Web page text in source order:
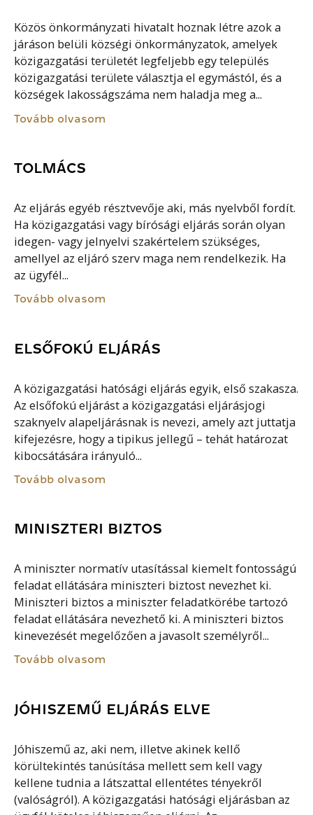
Közös önkormányzati hivatalt hoznak létre azok a
járáson belüli községi önkormányzatok, amelyek
közigazgatási területét legfeljebb egy település
közigazgatási területe választja el egymástól, és a
községek lakosságszáma nem haladja meg a...
Tovább olvasom
TOLMÁCS
Az eljárás egyéb résztvevője aki, más nyelvből fordít.
Ha közigazgatási vagy bírósági eljárás során olyan
idegen- vagy jelnyelvi szakértelem szükséges,
amellyel az eljáró szerv maga nem rendelkezik. Ha
az ügyfél...
Tovább olvasom
ELSŐFOKÚ ELJÁRÁS
A közigazgatási hatósági eljárás egyik, első szakasza.
Az elsőfokú eljárást a közigazgatási eljárásjogi
szaknyelv alapeljárásnak is nevezi, amely azt juttatja
kifejezésre, hogy a tipikus jellegű – tehát határozat
kibocsátására irányuló...
Tovább olvasom
MINISZTERI BIZTOS
A miniszter normatív utasítással kiemelt fontosságú
feladat ellátására miniszteri biztost nevezhet ki.
Miniszteri biztos a miniszter feladatkörébe tartozó
feladat ellátására nevezhető ki. A miniszteri biztos
kinevezését megelőzően a javasolt személyről...
Tovább olvasom
JÓHISZEMŰ ELJÁRÁS ELVE
Jóhiszemű az, aki nem, illetve akinek kellő
körültekintés tanúsítása mellett sem kell vagy
kellene tudnia a látszattal ellentétes tényekről
(valóságról). A közigazgatási hatósági eljárásban az